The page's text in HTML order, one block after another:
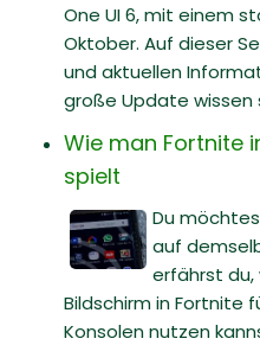
One UI 6, mit einem
Oktober. Auf dieser
und aktuellen
große Update wissen
Wie man Fortnite
spielt
Du
auf
erfährst
Bildschirm in Fortnite
Konsolen nutzen